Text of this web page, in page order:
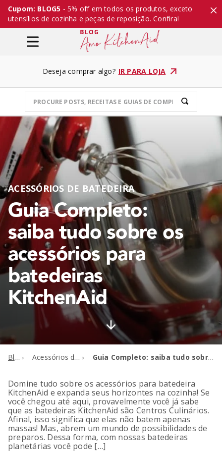
Cupom: BLOG5 - 5% off em todos os produtos, exceto
utensílios de cozinha e peças de reposição. Confira!
Deseja comprar algo? IR PARA LOJA
ACESSÓRIOS DE BATEDEIRA
Guia Completo:
saiba tudo sobre os
acessórios para
batedeiras
KitchenAid
Blog Acessórios de Batedeira Guia Completo: saiba tudo sobre os acessórios para batedeiras KitchenAid
Domine tudo sobre os acessórios para batedeira
KitchenAid e expanda seus horizontes na cozinha! Se
você chegou até aqui, provavelmente você já sabe
que as batedeiras KitchenAid são Centros Culinários.
Afinal, isso significa que elas não batem apenas
massas! Mas, abrem um mundo de possibilidades de
preparos. Dessa forma, com nossas batedeiras
planetárias você pode […]